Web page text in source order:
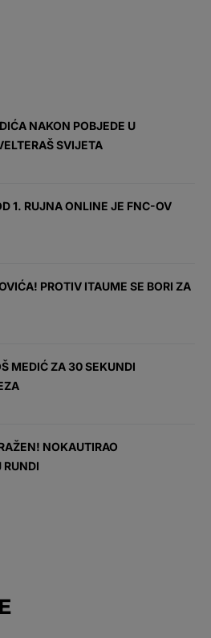
NAKON POBJEDE U
SVIJETA
1. RUJNA ONLINE JE FNC-OV
PROTIV ITAUME SE BORI ZA
MEDIĆ ZA 30 SEKUNDI
NOKAUTIRAO
RUNDI